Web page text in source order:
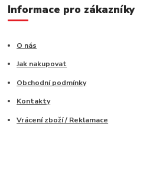
Informace pro zákazníky
O nás
Jak nakupovat
Obchodní podmínky
Kontakty
Vrácení zboží / Reklamace